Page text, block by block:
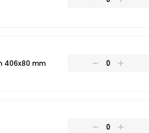
406x80 mm